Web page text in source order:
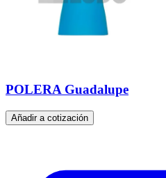
POLERA Guadalupe
Añadir a cotización